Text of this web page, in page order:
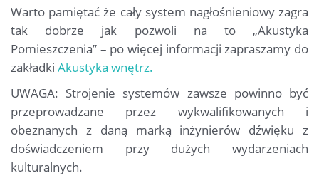
Warto pamiętać że cały system nagłośnieniowy zagra
tak dobrze jak pozwoli na to „Akustyka
Pomieszczenia” – po więcej informacji zapraszamy do
zakładki Akustyka wnętrz.
UWAGA: Strojenie systemów zawsze powinno być
przeprowadzane przez wykwalifikowanych i
obeznanych z daną marką inżynierów dźwięku z
doświadczeniem przy dużych wydarzeniach
kulturalnych.